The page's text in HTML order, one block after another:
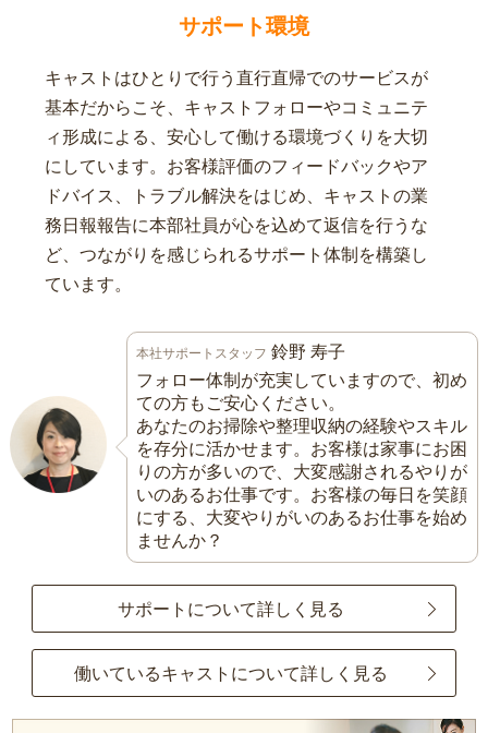
サポート環境
キャストはひとりで行う直行直帰でのサービスが
基本だからこそ、キャストフォローやコミュニテ
ィ形成による、安心して働ける環境づくりを大切
にしています。お客様評価のフィードバックやア
ドバイス、トラブル解決をはじめ、キャストの業
務日報報告に本部社員が心を込めて返信を行うな
ど、つながりを感じられるサポート体制を構築し
ています。
本社サポートスタッフ 鈴野 寿子
フォロー体制が充実していますので、初め
ての方もご安心ください。
あなたのお掃除や整理収納の経験やスキル
を存分に活かせます。お客様は家事にお困
りの方が多いので、大変感謝されるやりが
いのあるお仕事です。お客様の毎日を笑顔
にする、大変やりがいのあるお仕事を始め
ませんか？
サポートについて詳しく見る
働いているキャストについて詳しく見る